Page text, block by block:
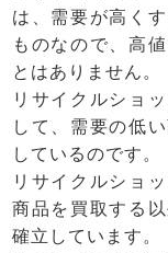
は、需要が高く
ものなので、高
とはありません。
リサイクルショ
して、需要の低
しているのです。
リサイクルショ
商品を買取する
確立しています。